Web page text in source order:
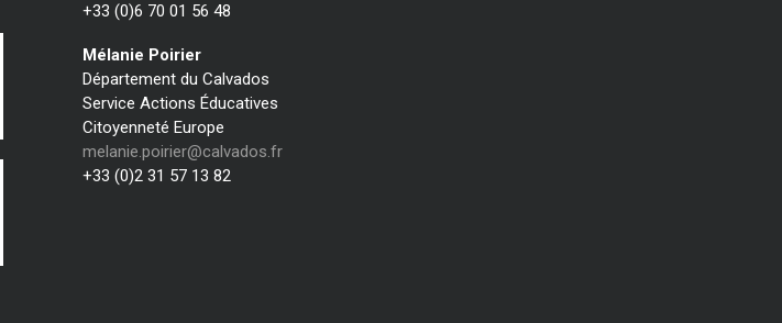
+33 (0)6 70 01 56 48
Mélanie Poirier
Département du Calvados
Service Actions Éducatives
Citoyenneté Europe
melanie.poirier@calvados.fr
+33 (0)2 31 57 13 82